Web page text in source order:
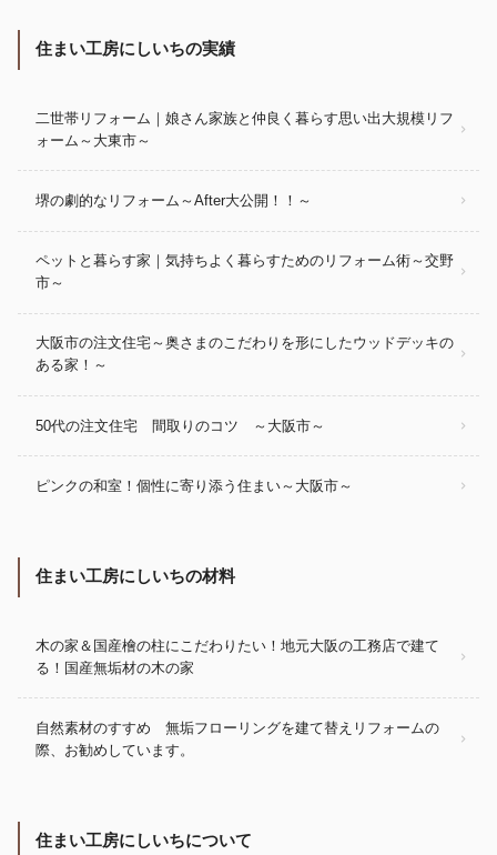
住まい工房にしいちの実績
二世帯リフォーム｜娘さん家族と仲良く暮らす思い出大規模リフ
ォーム～大東市～
堺の劇的なリフォーム～After大公開！！～
ペットと暮らす家｜気持ちよく暮らすためのリフォーム術～交野
市～
大阪市の注文住宅～奥さまのこだわりを形にしたウッドデッキの
ある家！～
50代の注文住宅 間取りのコツ ～大阪市～
ピンクの和室！個性に寄り添う住まい～大阪市～
住まい工房にしいちの材料
木の家＆国産檜の柱にこだわりたい！地元大阪の工務店で建て
る！国産無垢材の木の家
自然素材のすすめ 無垢フローリングを建て替えリフォームの
際、お勧めしています。
住まい工房にしいちについて